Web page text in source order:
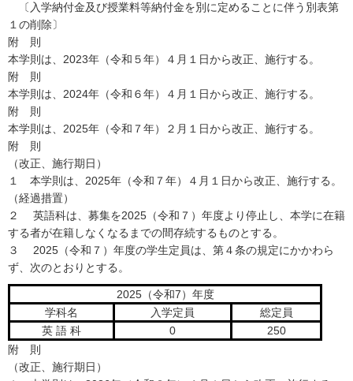
〔入学納付金及び授業料等納付金を別に定めることに伴う別表第
１の削除〕
附 則
本学則は、2023年（令和５年）４月１日から改正、施行する。
附 則
本学則は、2024年（令和６年）４月１日から改正、施行する。
附 則
本学則は、2025年（令和７年）２月１日から改正、施行する。
附 則
（改正、施行期日）
１ 本学則は、2025年（令和７年）４月１日から改正、施行する。
（経過措置）
２ 英語科は、募集を2025（令和７）年度より停止し、本学に在籍
する者が在籍しなくなるまでの間存続するものとする。
３ 2025（令和７）年度の学生定員は、第４条の規定にかかわら
ず、次のとおりとする。
2025（令和7）年度
学科名
入学定員
総定員
英 語 科
0
250
附 則
（改正、施行期日）